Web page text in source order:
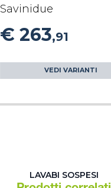
Savinidue
€ 263,91
VEDI VARIANTI
LAVABI SOSPESI